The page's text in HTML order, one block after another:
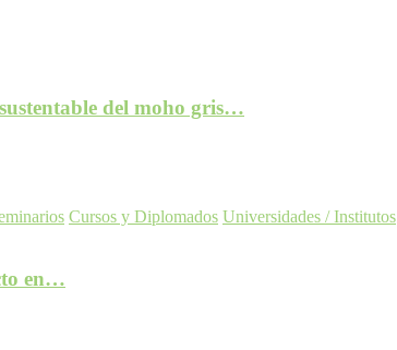
del moho gris…
Cursos y Diplomados Universidades / Institutos
en…